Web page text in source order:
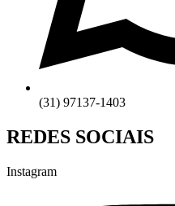
(31) 97137-1403
REDES SOCIAIS
Instagram